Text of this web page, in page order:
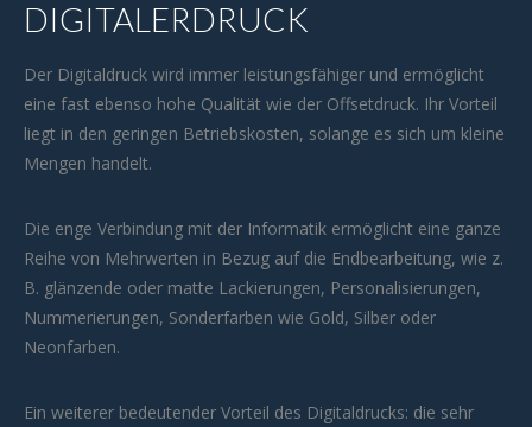
DIGITALERDRUCK
Der Digitaldruck wird immer leistungsfähiger und ermöglicht
eine fast ebenso hohe Qualität wie der Offsetdruck. Ihr Vorteil
liegt in den geringen Betriebskosten, solange es sich um kleine
Mengen handelt.
Die enge Verbindung mit der Informatik ermöglicht eine ganze
Reihe von Mehrwerten in Bezug auf die Endbearbeitung, wie z.
B. glänzende oder matte Lackierungen, Personalisierungen,
Nummerierungen, Sonderfarben wie Gold, Silber oder
Neonfarben.
Ein weiterer bedeutender Vorteil des Digitaldrucks: die sehr